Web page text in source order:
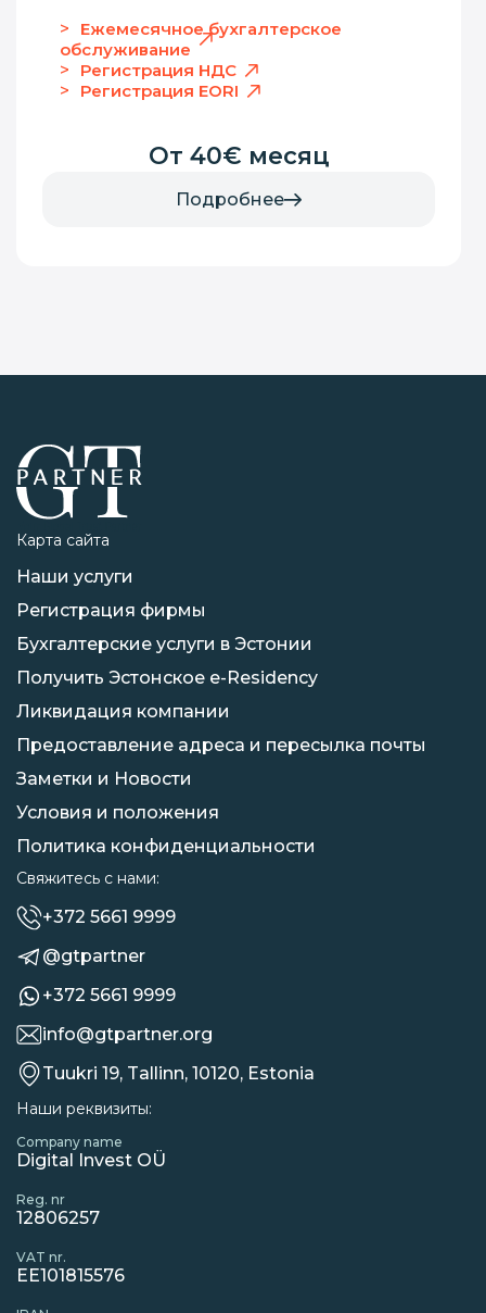
Ежемесячное бухгалтерское
обслуживание
Регистрация НДС
Регистрация EORI
От 40€ месяц
Подробнее
Карта сайта
Наши услуги
Регистрация фирмы
Бухгалтерские услуги в Эстонии
Получить Эстонское e-Residency
Ликвидация компании
Предоставление адреса и пересылка почты
Заметки и Новости
Условия и положения
Политика конфиденциальности
Свяжитесь с нами:
+372 5661 9999
@gtpartner
+372 5661 9999
info@gtpartner.org
Tuukri 19, Tallinn, 10120, Estonia
Наши реквизиты:
Company name
Digital Invest OÜ
Reg. nr
12806257
VAT nr.
EE101815576